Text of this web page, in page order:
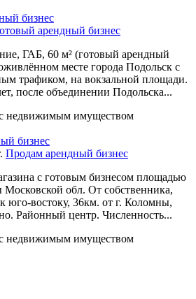
арендный бизнес
ГАБ, 60 м² (готовый арендный
месте города Подольск с
трафиком, на вокзальной площади.
после объединении Подольска...
недвижимым имуществом
Продам арендный бизнес
с готовым бизнесом площадью
Московской обл. От собственника,
востоку, 36км. от г. Коломны,
Районный центр. Численность...
недвижимым имуществом